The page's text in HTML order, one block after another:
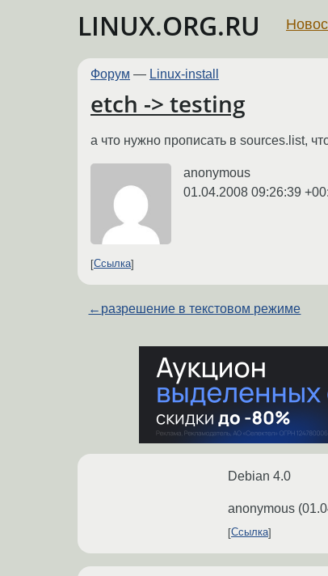
LINUX.ORG.RU
Форум — Linux-install
etch -> testing
а что нужно прописать в sources.list,
anonymous
01.04.2008 09:26:39
Ссылка
← разрешение в текстовом режиме
Debian 4.0
anonymous (
Ссылка